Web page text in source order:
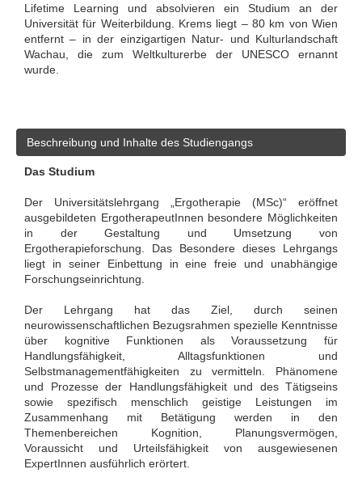
Lifetime Learning und absolvieren ein Studium an der
Universität für Weiterbildung. Krems liegt – 80 km von Wien
entfernt – in der einzigartigen Natur- und Kulturlandschaft
Wachau, die zum Weltkulturerbe der UNESCO ernannt
wurde.
Beschreibung und Inhalte des Studiengangs
Das Studium
Der Universitätslehrgang „Ergotherapie (MSc)“ eröffnet
ausgebildeten ErgotherapeutInnen besondere Möglichkeiten
in der Gestaltung und Umsetzung von
Ergotherapieforschung. Das Besondere dieses Lehrgangs
liegt in seiner Einbettung in eine freie und unabhängige
Forschungseinrichtung.
Der Lehrgang hat das Ziel, durch seinen
neurowissenschaftlichen Bezugsrahmen spezielle Kenntnisse
über kognitive Funktionen als Voraussetzung für
Handlungsfähigkeit, Alltagsfunktionen und
Selbstmanagementfähigkeiten zu vermitteln. Phänomene
und Prozesse der Handlungsfähigkeit und des Tätigseins
sowie spezifisch menschlich geistige Leistungen im
Zusammenhang mit Betätigung werden in den
Themenbereichen Kognition, Planungsvermögen,
Voraussicht und Urteilsfähigkeit von ausgewiesenen
ExpertInnen ausführlich erörtert.